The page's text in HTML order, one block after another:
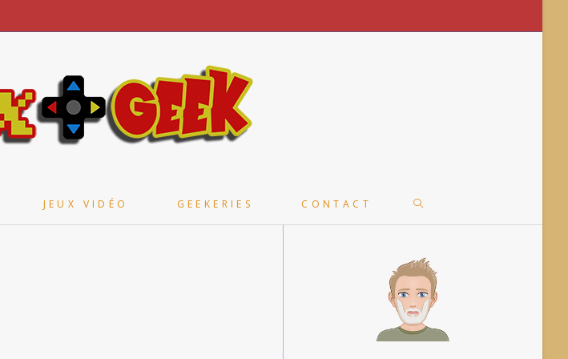
JEUX VIDÉO GEEKERIES CONTACT TOGGLE
SEARCH